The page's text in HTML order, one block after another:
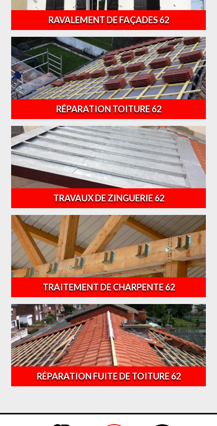
RAVALEMENT DE FAÇADES 62
RÉPARATION TOITURE 62
TRAVAUX DE ZINGUERIE 62
TRAITEMENT DE CHARPENTE 62
RÉPARATION FUITE DE TOITURE 62